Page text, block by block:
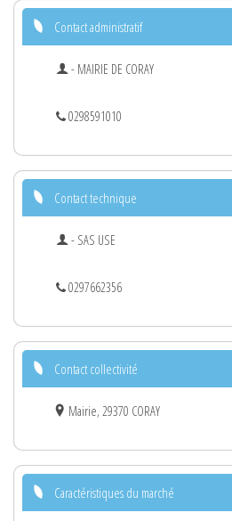
Contact administratif
- MAIRIE DE CORAY
0298591010
Contact technique
- SAS USE
0297662356
Contact collectivité
Mairie, 29370 CORAY
Caractéristiques du marché